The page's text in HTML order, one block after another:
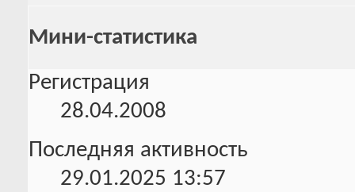
Мини-статистика
Регистрация
28.04.2008
Последняя активность
29.01.2025 13:57